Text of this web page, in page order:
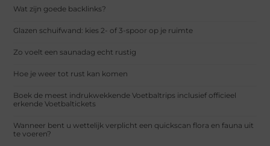
Wat zijn goede backlinks?
Glazen schuifwand: kies 2- of 3-spoor op je ruimte
Zo voelt een saunadag echt rustig
Hoe je weer tot rust kan komen
Boek de meest indrukwekkende Voetbaltrips inclusief officieel
erkende Voetbaltickets
Wanneer bent u wettelijk verplicht een quickscan flora en fauna uit
te voeren?